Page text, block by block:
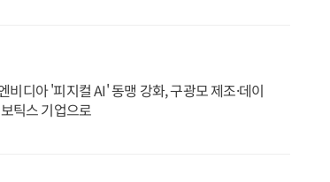
비디아 '피지컬 AI' 동맹 강화, 구광모 제조·데이
틱스 기업으로